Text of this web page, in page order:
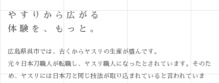
やすりから広がる
体験を、もっと。
広島県呉市では、古くからヤスリの生産が盛んです。
元々日本刀職人が転職し、ヤスリ職人になったとされています。そのた
め、ヤスリには日本刀と同じ技法が取り込まれていると言われていま